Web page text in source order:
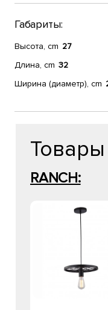
Габариты:
Высота, cm 27
Длина, cm 32
Ширина (диаметр), cm
RANCH: